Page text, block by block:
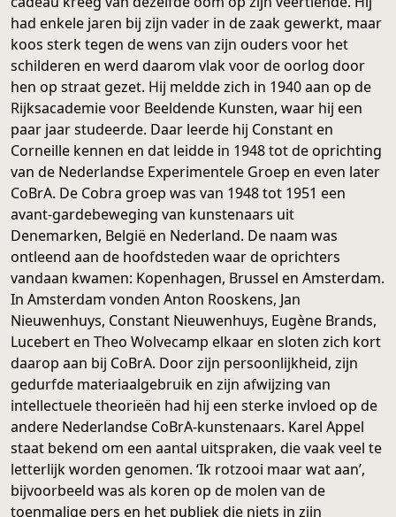
had enkele jaren bij zijn vader in de zaak gewerkt, maar
koos sterk tegen de wens van zijn ouders voor het
schilderen en werd daarom vlak voor de oorlog door
hen op straat gezet. Hij meldde zich in 1940 aan op de
Rijksacademie voor Beeldende Kunsten, waar hij een
paar jaar studeerde. Daar leerde hij Constant en
Corneille kennen en dat leidde in 1948 tot de oprichting
van de Nederlandse Experimentele Groep en even later
CoBrA. De Cobra groep was van 1948 tot 1951 een
avant-gardebeweging van kunstenaars uit
Denemarken, België en Nederland. De naam was
ontleend aan de hoofdsteden waar de oprichters
vandaan kwamen: Kopenhagen, Brussel en Amsterdam.
In Amsterdam vonden Anton Rooskens, Jan
Nieuwenhuys, Constant Nieuwenhuys, Eugène Brands,
Lucebert en Theo Wolvecamp elkaar en sloten zich kort
daarop aan bij CoBrA. Door zijn persoonlijkheid, zijn
gedurfde materiaalgebruik en zijn afwijzing van
intellectuele theorieën had hij een sterke invloed op de
andere Nederlandse CoBrA-kunstenaars. Karel Appel
staat bekend om een aantal uitspraken, die vaak veel te
letterlijk worden genomen. ‘Ik rotzooi maar wat aan’,
bijvoorbeeld was als koren op de molen van de
toenmalige pers en het publiek die niets in zijn